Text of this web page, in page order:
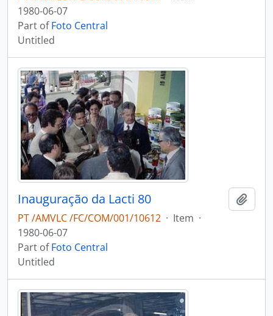
1980-06-07
Part ofFoto Central
Untitled
Inauguração da Lacti 80
PT /AMVLC /FC/COM/001/10612 · Item ·
1980-06-07
Part ofFoto Central
Untitled